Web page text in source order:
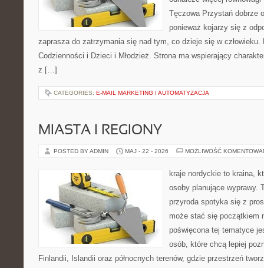
Tęczowa Przystań dobrze
ponieważ kojarzy się z
zaprasza do zatrzymania się nad tym, co dzieje się w
Codzienności i Dzieci i Młodzież. Strona ma wspierający
z […]
CATEGORIES: E-MAIL MARKETING I AUTOMATYZACJA
MIASTA I REGIONY
POSTED BY ADMIN MAJ - 22 - 2026 MOŻLIWOŚĆ
kraje nordyckie to kraina,
osoby planujące wyprawy.
przyroda spotyka się z
może stać się początkiem
poświęcona tej tematyce
osób, które chcą lepiej
Finlandii, Islandii oraz północnych terenów, gdzie przestrzeń